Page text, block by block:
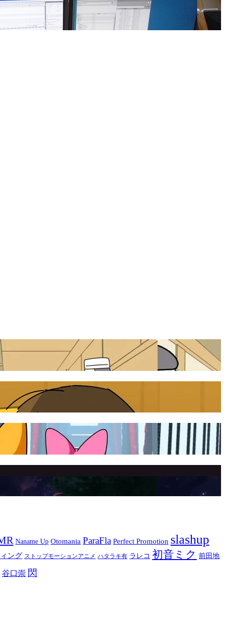
Naname Up Otomania ParaFla Perfect Promotion slashup
ング ストップモーションアニメ ハタラキ有 ラレコ 初音ミク 前田地
谷口崇 閃